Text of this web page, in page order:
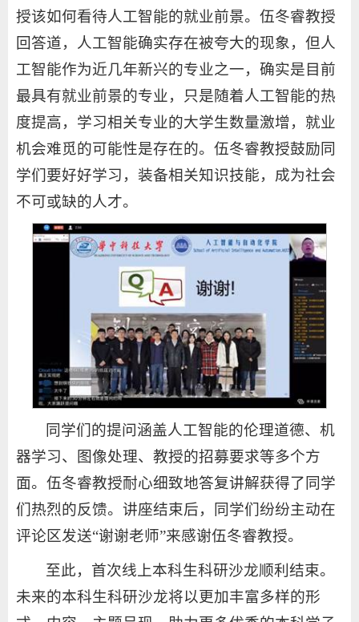
授该如何看待人工智能的就业前景。伍冬睿教授
回答道，人工智能确实存在被夸大的现象，但人
工智能作为近几年新兴的专业之一，确实是目前
最具有就业前景的专业，只是随着人工智能的热
度提高，学习相关专业的大学生数量激增，就业
机会难觅的可能性是存在的。伍冬睿教授鼓励同
学们要好好学习，装备相关知识技能，成为社会
不可或缺的人才。
同学们的提问涵盖人工智能的伦理道德、机
器学习、图像处理、教授的招募要求等多个方
面。伍冬睿教授耐心细致地答复讲解获得了同学
们热烈的反馈。讲座结束后，同学们纷纷主动在
评论区发送“谢谢老师”来感谢伍冬睿教授。
至此，首次线上本科生科研沙龙顺利结束。
未来的本科生科研沙龙将以更加丰富多样的形